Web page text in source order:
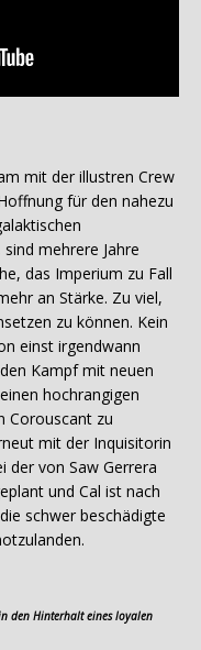
mit der illustren Crew
für den nahezu
mehrere Jahre
das Imperium zu Fall
an Stärke. Zu viel,
zu können. Kein
einst irgendwann
Kampf mit neuen
hochrangigen
Corouscant zu
mit der Inquisitorin
der von Saw Gerrera
und Cal ist nach
schwer beschädigte
den Hinterhalt eines loyalen